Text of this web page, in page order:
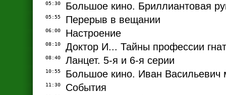
05:30 Большое кино. Бриллиантовая
05:55 Перерыв в вещании
06:00 Настроение
08:10 Доктор И... Тайны профессии
08:40 Ланцет. 5-я и 6-я серии
10:55 Большое кино. Иван Васильевич
11:30 События